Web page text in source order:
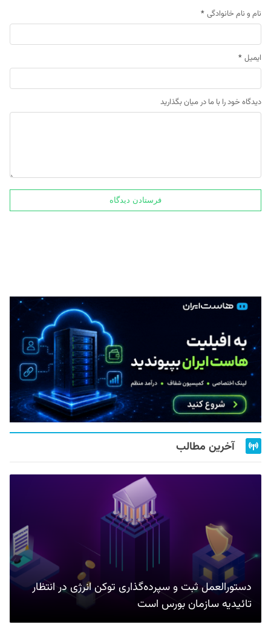
نام و نام خانوادگی *
ایمیل *
دیدگاه خود را با ما در میان بگذارید
آخرین مطالب
دستورالعمل ثبت و سپرده‌گذاری توکن انرژی در انتظار
تائیدیه سازمان بورس است